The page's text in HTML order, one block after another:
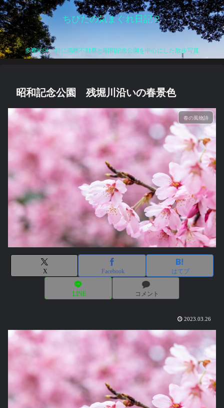
ちびたの気まぐれ日記２
多摩地区、特に高幡不動尊と昭和記念公園を中心にした散歩写真
昭和記念公園 残堀川沿いの春景色
春の風物詩
X Facebook はてブ
LINE コメント
2023.03.26